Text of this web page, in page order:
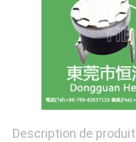
PRIVACY
POLICY
Description de produit